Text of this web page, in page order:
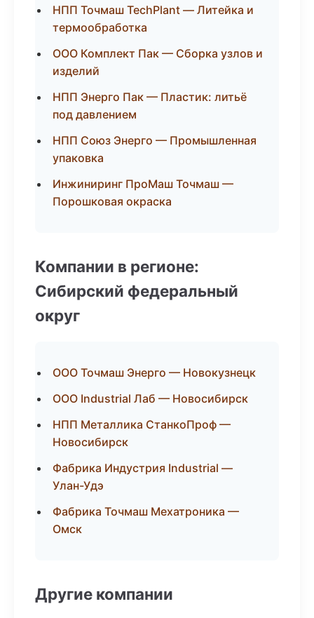
НПП Точмаш TechPlant — Литейка и
термообработка
ООО Комплект Пак — Сборка узлов и
изделий
НПП Энерго Пак — Пластик: литьё
под давлением
НПП Союз Энерго — Промышленная
упаковка
Инжиниринг ПроМаш Точмаш —
Порошковая окраска
Компании в регионе:
Сибирский федеральный
округ
ООО Точмаш Энерго — Новокузнецк
ООО Industrial Лаб — Новосибирск
НПП Металлика СтанкоПроф —
Новосибирск
Фабрика Индустрия Industrial —
Улан-Удэ
Фабрика Точмаш Мехатроника —
Омск
Другие компании